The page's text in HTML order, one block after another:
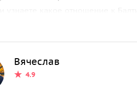
(так назывался до войны
пирате Бенджамине Рауле,
Вячеслав
4.9